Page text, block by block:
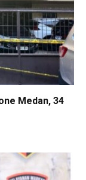
Medan, 34